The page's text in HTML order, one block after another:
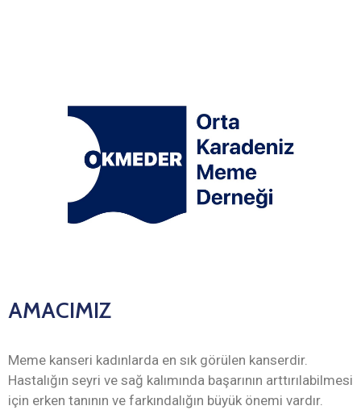
AMACIMIZ
Meme kanseri kadınlarda en sık görülen kanserdir.
Hastalığın seyri ve sağ kalımında başarının arttırılabilmesi
için erken tanının ve farkındalığın büyük önemi vardır.